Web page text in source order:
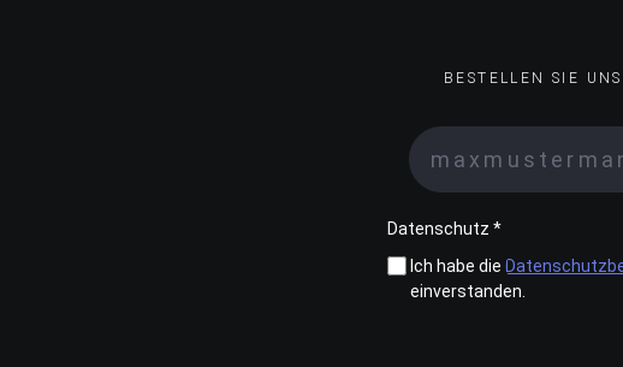
BESTELLEN SIE
Datenschutz *
Ich habe die
einverstanden.